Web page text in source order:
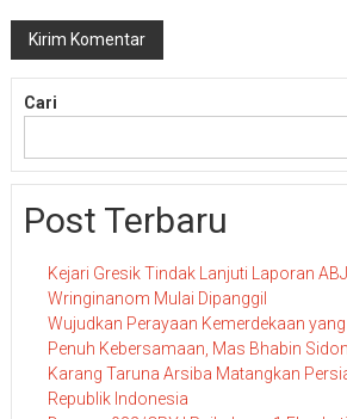
Cari
Post Terbaru
Kejari Gresik Tindak Lanjuti Laporan
Wringinanom Mulai Dipanggil
Wujudkan Perayaan Kemerdekaan
Penuh Kebersamaan, Mas Bhabin
Karang Taruna Arsiba Matangkan
Republik Indonesia